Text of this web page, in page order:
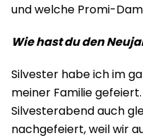
und welche Promi-
Wie hast du den
Silvester habe ich im
meiner Familie
Silvesterabend auch
nachgefeiert, weil wir